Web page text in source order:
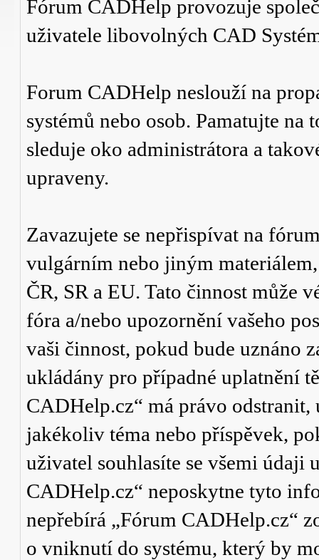
Fórum CADHelp provozuje
uživatele libovolných CAD
Forum CADHelp neslouží na
systémů nebo osob. Pamatujte
sleduje oko administrátora a
upraveny.
Zavazujete se nepřispívat na
vulgárním nebo jiným
ČR, SR a EU. Tato činnost může
fóra a/nebo upozornění vašeho
vaši činnost, pokud bude uznáno
ukládány pro případné uplatnění
CADHelp.cz“ má právo
jakékoliv téma nebo příspěvek,
uživatel souhlasíte se všemi údaji
CADHelp.cz“ neposkytne tyto
nepřebírá „Fórum CADHelp.cz“
o vniknutí do systému, který by